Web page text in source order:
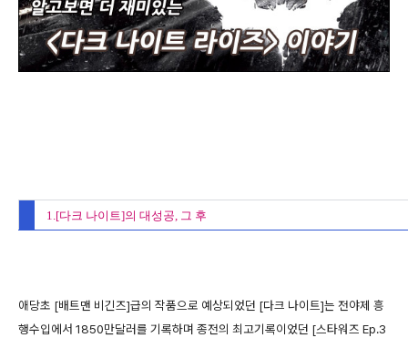
1.[다크 나이트]의 대성공, 그 후
애당초 [배트맨 비긴즈]급의 작품으로 예상되었던 [다크 나이트]는 전야제 흥
행수입에서 1850만달러를 기록하며 종전의 최고기록이었던 [스타워즈 Ep.3